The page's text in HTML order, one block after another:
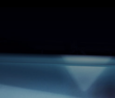
Metallica
News Musik